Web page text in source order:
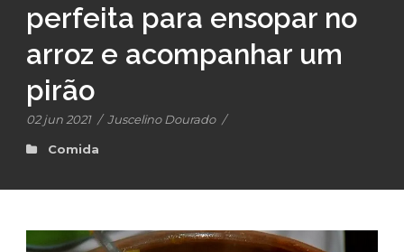
perfeita para ensopar no
arroz e acompanhar um
pirão
02 jun 2021 / Juscelino Dourado /
Comida